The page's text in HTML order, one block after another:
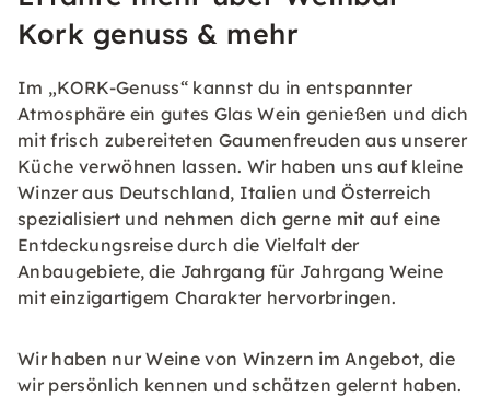
Kork genuss & mehr
Im „KORK-Genuss“ kannst du in entspannter
Atmosphäre ein gutes Glas Wein genießen und dich
mit frisch zubereiteten Gaumenfreuden aus unserer
Küche verwöhnen lassen. Wir haben uns auf kleine
Winzer aus Deutschland, Italien und Österreich
spezialisiert und nehmen dich gerne mit auf eine
Entdeckungsreise durch die Vielfalt der
Anbaugebiete, die Jahrgang für Jahrgang Weine
mit einzigartigem Charakter hervorbringen.
Wir haben nur Weine von Winzern im Angebot, die
wir persönlich kennen und schätzen gelernt haben.